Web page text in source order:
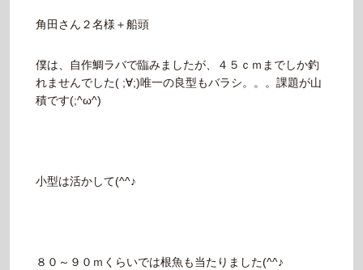
角田さん２名様＋船頭
僕は、自作鯛ラバで臨みましたが、４５ｃｍまでしか釣
れませんでした( ;∀;)唯一の良型もバラシ。。。課題が山
積です(;^ω^)
小型は活かして(^^♪
８０～９０ｍくらいでは根魚も当たりました(^^♪